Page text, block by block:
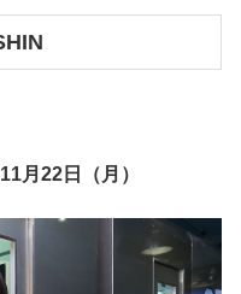
月22日（月）